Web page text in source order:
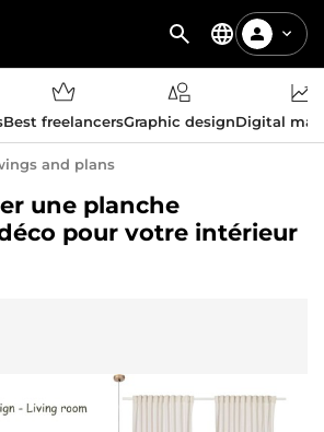
Best freelancersGraphic designDigital
and plans
une planche
pour votre intérieur